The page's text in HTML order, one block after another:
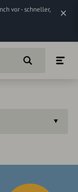
vor - schneller,